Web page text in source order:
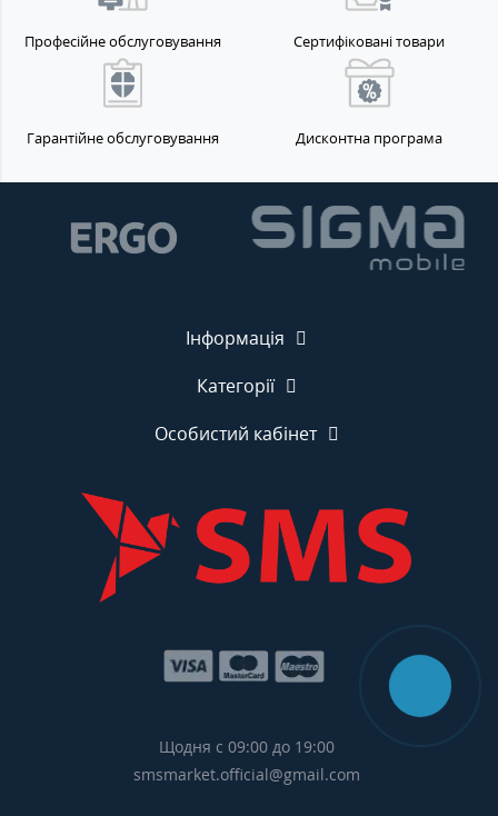
Професійне обслуговування Сертифіковані товари
Гарантійне обслуговування Дисконтна програма
Інформація
Категорії
Особистий кабінет
Щодня с 09:00 до 19:00
smsmarket.official@gmail.com